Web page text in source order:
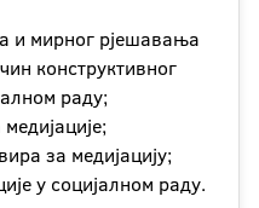
и мирног рјешавања
конструктивног
раду;
за медијацију;
у социјалном раду.